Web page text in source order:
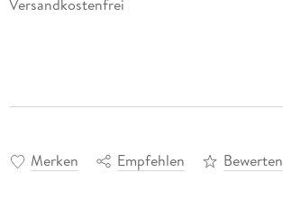
Versandkostenfrei
Merken Empfehlen Bewerten